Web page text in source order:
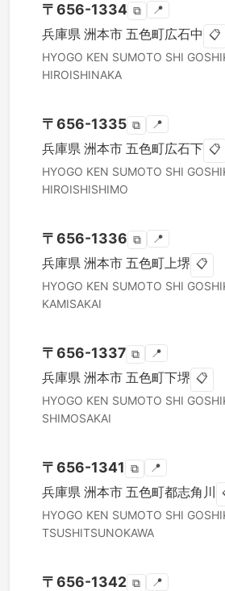
〒656-1334 ⧉ 📍
兵庫県 洲本市 五色町広石中 📋
HYOGO KEN SUMOTO SHI
HIROISHINAKA
〒656-1335 ⧉ 📍
兵庫県 洲本市 五色町広石下 📋
HYOGO KEN SUMOTO SHI
HIROISHISHIMO
〒656-1336 ⧉ 📍
兵庫県 洲本市 五色町上堺 📋
HYOGO KEN SUMOTO SHI
KAMISAKAI
〒656-1337 ⧉ 📍
兵庫県 洲本市 五色町下堺 📋
HYOGO KEN SUMOTO SHI
SHIMOSAKAI
〒656-1341 ⧉ 📍
兵庫県 洲本市 五色町都志角川
HYOGO KEN SUMOTO SHI
TSUSHITSUNOKAWA
〒656-1342 ⧉ 📍